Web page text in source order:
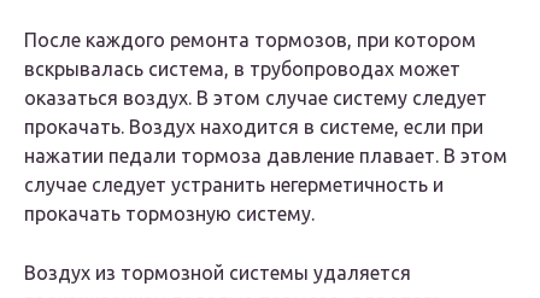
После каждого ремонта тормозов, при котором
вскрывалась система, в трубопроводах может
оказаться воздух. В этом случае систему следует
прокачать. Воздух находится в системе, если при
нажатии педали тормоза давление плавает. В этом
случае следует устранить негерметичность и
прокачать тормозную систему.
Воздух из тормозной системы удаляется